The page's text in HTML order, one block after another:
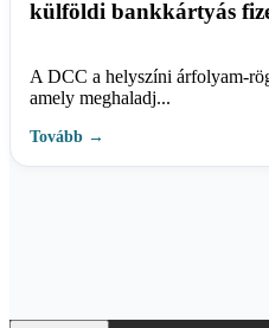
külföldi bankkártyás
A DCC a helyszíni árfolyam-
amely meghaladj...
Tovább →